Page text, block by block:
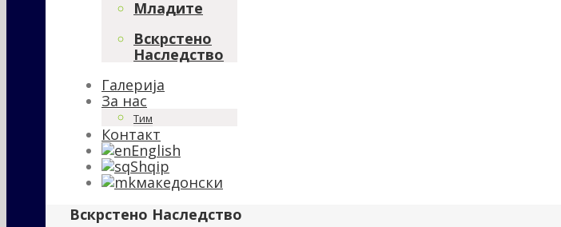
Младите
Вскрстено
Наследство
Галерија
За нас
Тим
Контакт
English
Shqip
македонски
Вскрстено Наследство